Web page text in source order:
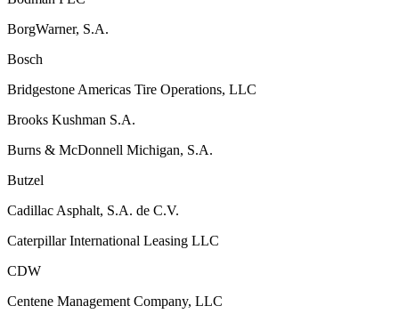
BorgWarner, S.A.
Bosch
Bridgestone Americas Tire Operations, LLC
Brooks Kushman S.A.
Burns & McDonnell Michigan, S.A.
Butzel
Cadillac Asphalt, S.A. de C.V.
Caterpillar International Leasing LLC
CDW
Centene Management Company, LLC